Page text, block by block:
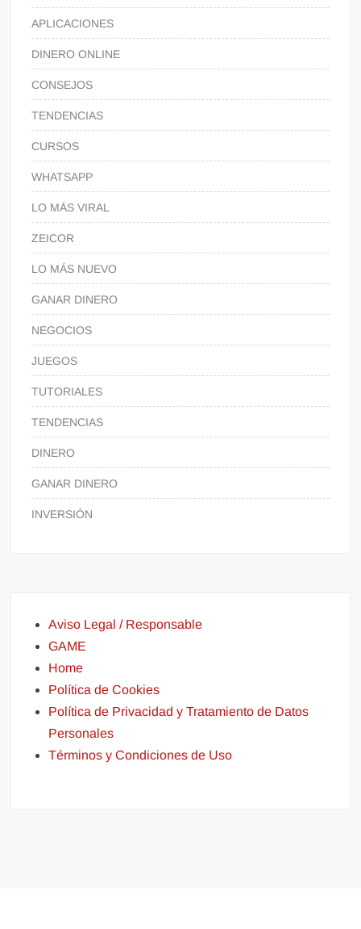
APLICACIONES
DINERO ONLINE
CONSEJOS
TENDENCIAS
CURSOS
WHATSAPP
LO MÁS VIRAL
ZEICOR
LO MÁS NUEVO
GANAR DINERO
NEGOCIOS
JUEGOS
TUTORIALES
TENDENCIAS
DINERO
GANAR DINERO
INVERSIÓN
Aviso Legal / Responsable
GAME
Home
Política de Cookies
Política de Privacidad y Tratamiento de Datos
Personales
Términos y Condiciones de Uso